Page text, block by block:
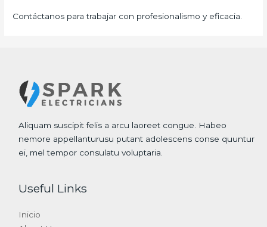
Contáctanos para trabajar con profesionalismo y eficacia.
Aliquam suscipit felis a arcu laoreet congue. Habeo
nemore appellanturusu putant adolescens conse quuntur
ei, mel tempor consulatu voluptaria.
Useful Links
Inicio